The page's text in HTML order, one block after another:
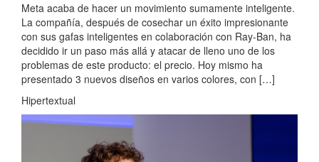
Meta acaba de hacer un movimiento sumamente inteligente.
La compañía, después de cosechar un éxito impresionante
con sus gafas inteligentes en colaboración con Ray-Ban, ha
decidido ir un paso más allá y atacar de lleno uno de los
problemas de este producto: el precio. Hoy mismo ha
presentado 3 nuevos diseños en varios colores, con […]
Hipertextual